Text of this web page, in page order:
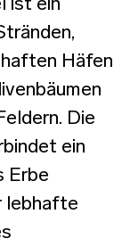
Häfen
Die
ein
Erbe
lebhafte